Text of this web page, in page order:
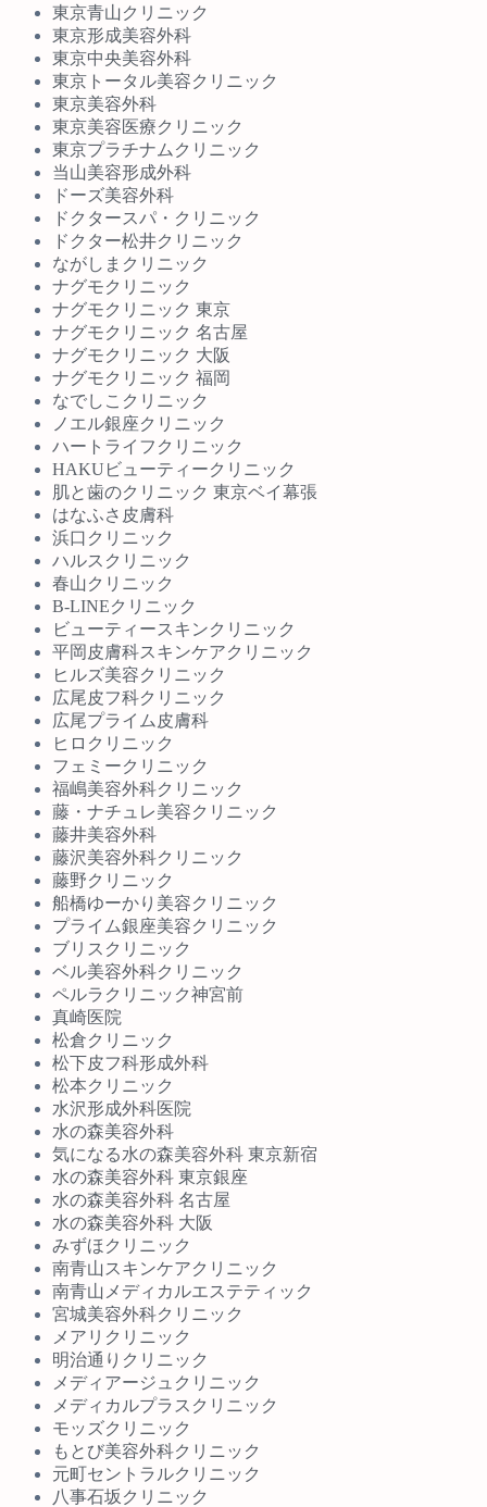
東京青山クリニック
東京形成美容外科
東京中央美容外科
東京トータル美容クリニック
東京美容外科
東京美容医療クリニック
東京プラチナムクリニック
当山美容形成外科
ドーズ美容外科
ドクタースパ・クリニック
ドクター松井クリニック
ながしまクリニック
ナグモクリニック
ナグモクリニック 東京
ナグモクリニック 名古屋
ナグモクリニック 大阪
ナグモクリニック 福岡
なでしこクリニック
ノエル銀座クリニック
ハートライフクリニック
HAKUビューティークリニック
肌と歯のクリニック 東京ベイ幕張
はなふさ皮膚科
浜口クリニック
ハルスクリニック
春山クリニック
B-LINEクリニック
ビューティースキンクリニック
平岡皮膚科スキンケアクリニック
ヒルズ美容クリニック
広尾皮フ科クリニック
広尾プライム皮膚科
ヒロクリニック
フェミークリニック
福嶋美容外科クリニック
藤・ナチュレ美容クリニック
藤井美容外科
藤沢美容外科クリニック
藤野クリニック
船橋ゆーかり美容クリニック
プライム銀座美容クリニック
ブリスクリニック
ベル美容外科クリニック
ペルラクリニック神宮前
真崎医院
松倉クリニック
松下皮フ科形成外科
松本クリニック
水沢形成外科医院
水の森美容外科
気になる水の森美容外科 東京新宿
水の森美容外科 東京銀座
水の森美容外科 名古屋
水の森美容外科 大阪
みずほクリニック
南青山スキンケアクリニック
南青山メディカルエステティック
宮城美容外科クリニック
メアリクリニック
明治通りクリニック
メディアージュクリニック
メディカルプラスクリニック
モッズクリニック
もとび美容外科クリニック
元町セントラルクリニック
八事石坂クリニック